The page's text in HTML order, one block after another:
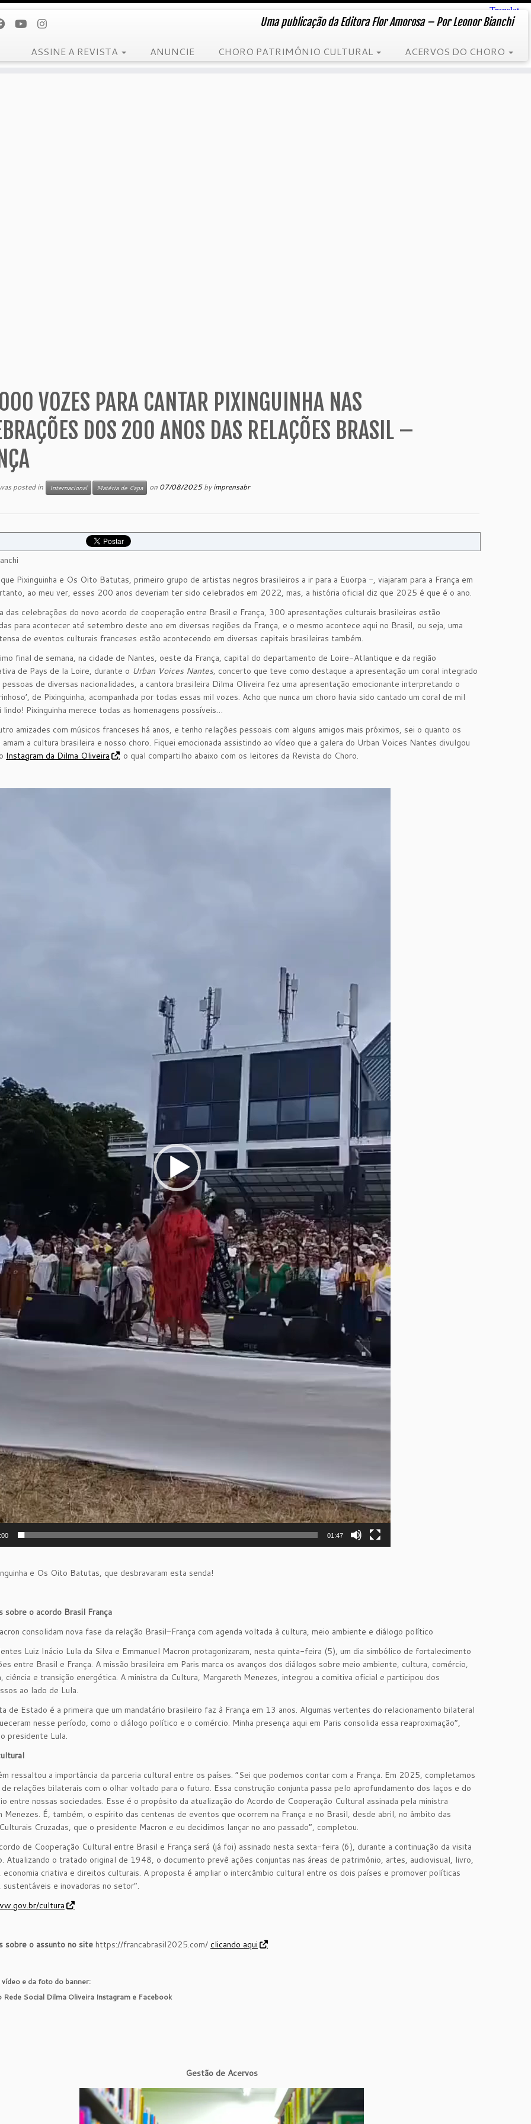
Uma publicação da Editora Flor Amorosa – Por Leonor Bianchi
ASSINE A REVISTA ANUNCIE CHORO PATRIMÔNIO CULTURAL ACERVOS DO CHORO
VOZES PARA CANTAR PIXINGUINHA NAS
DOS 200 ANOS DAS RELAÇÕES BRASIL –
posted in Internacional Matéria de Capa on 07/08/2025 byimprensabr
Pixinguinha e Os Oito Batutas, primeiro grupo de artistas negros brasileiros a ir para a Euorpa -, viajaram para a França em
ao meu ver, esses 200 anos deveriam ter sido celebrados em 2022, mas, a história oficial diz que 2025 é que é o ano.
das celebrações do novo acordo de cooperação entre Brasil e França, 300 apresentações culturais brasileiras estão
para acontecer até setembro deste ano em diversas regiões da França, e o mesmo acontece aqui no Brasil, ou seja, uma
de eventos culturais franceses estão acontecendo em diversas capitais brasileiras também.
final de semana, na cidade de Nantes, oeste da França, capital do departamento de Loire-Atlantique e da região
de Pays de la Loire, durante o Urban Voices Nantes, concerto que teve como destaque a apresentação um coral integrado
de diversas nacionalidades, a cantora brasileira Dilma Oliveira fez uma apresentação emocionante interpretando o
de Pixinguinha, acompanhada por todas essas mil vozes. Acho que nunca um choro havia sido cantado um coral de mil
lindo! Pixinguinha merece todas as homenagens possíveis…
amizades com músicos franceses há anos, e tenho relações pessoais com alguns amigos mais próximos, sei o quanto os
a cultura brasileira e nosso choro. Fiquei emocionada assistindo ao vídeo que a galera do Urban Voices Nantes divulgou
Instagram da Dilma Oliveira , o qual compartilho abaixo com os leitores da Revista do Choro.
01:47
e Os Oito Batutas, que desbravaram esta senda!
sobre o acordo Brasil França
consolidam nova fase da relação Brasil–França com agenda voltada à cultura, meio ambiente e diálogo político
Luiz Inácio Lula da Silva e Emmanuel Macron protagonizaram, nesta quinta-feira (5), um dia simbólico de fortalecimento
entre Brasil e França. A missão brasileira em Paris marca os avanços dos diálogos sobre meio ambiente, cultura, comércio,
ciência e transição energética. A ministra da Cultura, Margareth Menezes, integrou a comitiva oficial e participou dos
ao lado de Lula.
de Estado é a primeira que um mandatário brasileiro faz à França em 13 anos. Algumas vertentes do relacionamento bilateral
nesse período, como o diálogo político e o comércio. Minha presença aqui em Paris consolida essa reaproximação”,
presidente Lula.
ressaltou a importância da parceria cultural entre os países. “Sei que podemos contar com a França. Em 2025, completamos
relações bilaterais com o olhar voltado para o futuro. Essa construção conjunta passa pelo aprofundamento dos laços e do
entre nossas sociedades. Esse é o propósito da atualização do Acordo de Cooperação Cultural assinada pela ministra
Menezes. É, também, o espírito das centenas de eventos que ocorrem na França e no Brasil, desde abril, no âmbito das
Cruzadas, que o presidente Macron e eu decidimos lançar no ano passado”, completou.
de Cooperação Cultural entre Brasil e França será (já foi) assinado nesta sexta-feira (6), durante a continuação da visita
Atualizando o tratado original de 1948, o documento prevê ações conjuntas nas áreas de patrimônio, artes, audiovisual, livro,
economia criativa e direitos culturais. A proposta é ampliar o intercâmbio cultural entre os dois países e promover políticas
sustentáveis e inovadoras no setor”.
cultura
sobre o assunto no site https://francabrasil2025.com/ clicando aqui .
e da foto do banner:
Rede Social Dilma Oliveira Instagram e Facebook
Gestão de Acervos